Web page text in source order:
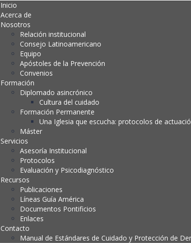
Inicio
Acerca de
Nosotros
Relación institucional
Consejo Latinoamericano
Equipo
Apóstoles de la Prevención
Convenios
Formación
Diplomado asincrónico
Cultura del cuidado
Formación Permanente
Una Iglesia que escucha: protocolos de
Máster
Servicios
Asesoría Institucional
Protocolos
Evaluación y Psicodiagnóstico
Recursos
Publicaciones
Líneas Guía América
Documentos Pontificios
Enlaces
Contacto
Manual de Estándares de Cuidado y Protección de